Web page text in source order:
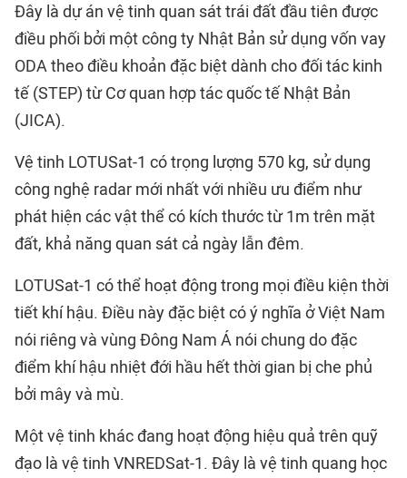
Đây là dự án vệ tinh quan sát trái đất đầu tiên được
điều phối bởi một công ty Nhật Bản sử dụng vốn vay
ODA theo điều khoản đặc biệt dành cho đối tác kinh
tế (STEP) từ Cơ quan hợp tác quốc tế Nhật Bản
(JICA).
Vệ tinh LOTUSat-1 có trọng lượng 570 kg, sử dụng
công nghệ radar mới nhất với nhiều ưu điểm như
phát hiện các vật thể có kích thước từ 1m trên mặt
đất, khả năng quan sát cả ngày lẫn đêm.
LOTUSat-1 có thể hoạt động trong mọi điều kiện thời
tiết khí hậu. Điều này đặc biệt có ý nghĩa ở Việt Nam
nói riêng và vùng Đông Nam Á nói chung do đặc
điểm khí hậu nhiệt đới hầu hết thời gian bị che phủ
bởi mây và mù.
Một vệ tinh khác đang hoạt động hiệu quả trên quỹ
đạo là vệ tinh VNREDSat-1. Đây là vệ tinh quang học